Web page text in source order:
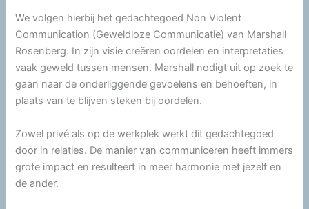
We volgen hierbij het gedachtegoed Non Violent
Communication (Geweldloze Communicatie) van Marshall
Rosenberg. In zijn visie creëren oordelen en interpretaties
vaak geweld tussen mensen. Marshall nodigt uit op zoek te
gaan naar de onderliggende gevoelens en behoeften, in
plaats van te blijven steken bij oordelen.
Zowel privé als op de werkplek werkt dit gedachtegoed
door in relaties. De manier van communiceren heeft immers
grote impact en resulteert in meer harmonie met jezelf en
de ander.